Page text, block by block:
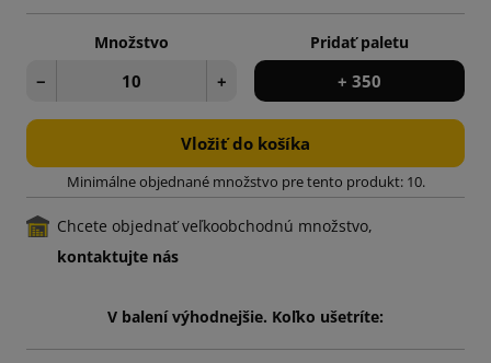
Množstvo
− +
Pridať paletu
+ 350
Vložiť do košíka
Minimálne objednané množstvo pre tento produkt: 10.
Chcete objednať veľkoobchodnú množstvo,
kontaktujte nás
V balení výhodnejšie. Koľko ušetríte: